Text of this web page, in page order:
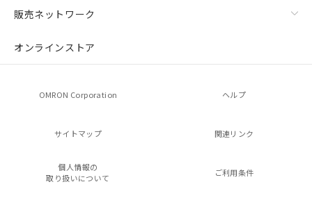
販売ネットワーク
オンラインストア
OMRON Corporation ヘルプ
サイトマップ 関連リンク
個人情報の
取り扱いについて
ご利用条件